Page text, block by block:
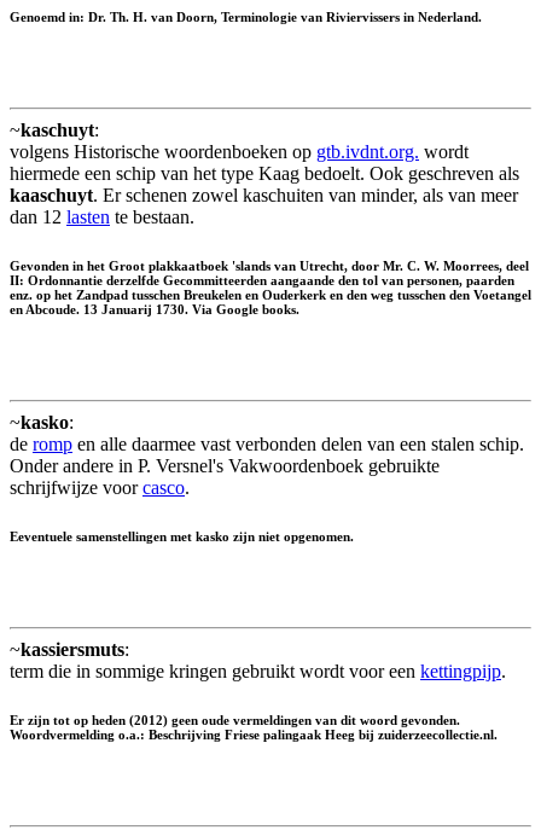
Genoemd in: Dr. Th. H. van Doorn, Terminologie van Riviervissers in Nederland.
~kaschuyt:
volgens Historische woordenboeken op gtb.ivdnt.org. wordt
hiermede een schip van het type Kaag bedoelt. Ook geschreven als
kaaschuyt. Er schenen zowel kaschuiten van minder, als van meer
dan 12 lasten te bestaan.
Gevonden in het Groot plakkaatboek 'slands van Utrecht, door Mr. C. W. Moorrees, deel
II: Ordonnantie derzelfde Gecommitteerden aangaande den tol van personen, paarden
enz. op het Zandpad tusschen Breukelen en Ouderkerk en den weg tusschen den Voetangel
en Abcoude. 13 Januarij 1730. Via Google books.
~kasko:
de romp en alle daarmee vast verbonden delen van een stalen schip.
Onder andere in P. Versnel's Vakwoordenboek gebruikte
schrijfwijze voorcasco.
Eeventuele samenstellingen met kasko zijn niet opgenomen.
~kassiersmuts:
term die in sommige kringen gebruikt wordt voor een kettingpijp.
Er zijn tot op heden (2012) geen oude vermeldingen van dit woord gevonden.
Woordvermelding o.a.: Beschrijving Friese palingaak Heeg bij zuiderzeecollectie.nl.